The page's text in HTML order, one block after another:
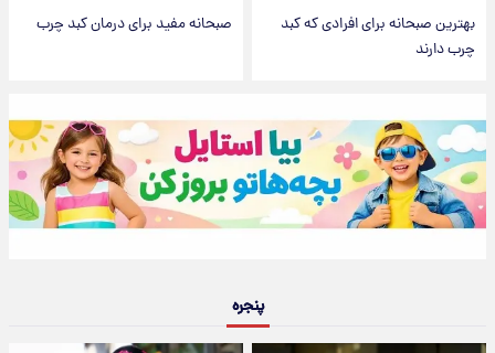
بهترین صبحانه برای افرادی که کبد
چرب دارند
صبحانه مفید برای درمان کبد چرب
پنجره